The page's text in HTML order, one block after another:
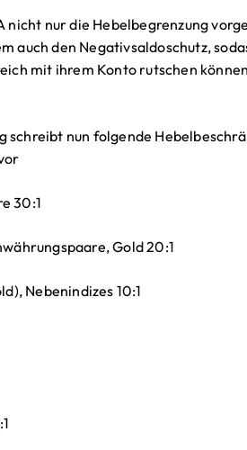
nicht nur die Hebelbegrenzung
auch den Negativsaldoschutz,
mit ihrem Konto rutschen
schreibt nun folgende
30:1
Gold 20:1
Nebenindizes 10:1